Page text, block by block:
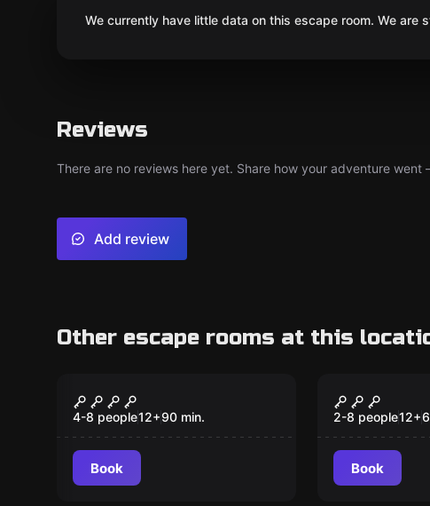
We currently have little data on this escape room. We
Reviews
There are no reviews here yet. Share how your adventure went
Add review
Other escape rooms at this
Area 51
4-8 people12+90 min.
Book
La casa di
2-8 people12+
Book